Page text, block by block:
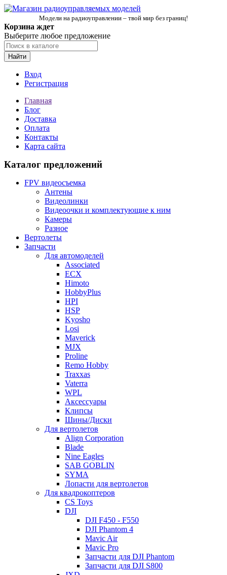
Модели на радиоуправлении – твой мир без границ!
Корзина ждет
Выберите любое предложение
Найти
Вход
Регистрация
Главная
Блог
Доставка
Оплата
Контакты
Карта сайта
Каталог предложений
FPV видеосъемка
Антены
Видеолинки
Видеоочки и комплектующие к ним
Камеры
Разное
Вертолеты
Запчасти
Для автомоделей
Associated
ECX
Himoto
HobbyPlus
HPI
HSP
Kyosho
Losi
Maverick
MJX
Proline
Remo Hobby
Traxxas
Vaterra
WPL
Аксессуары
Клипсы
Шины/Диски
Для вертолетов
Align Corporation
Blade
Nine Eagles
SAB GOBLIN
SYMA
Лопасти для вертолетов
Для квадрокоптеров
CS Toys
DJI
DJI F450 - F550
DJI Phantom 4
Mavic Air
Mavic Pro
Запчасти для DJI Phantom
Запчасти для DJI S800